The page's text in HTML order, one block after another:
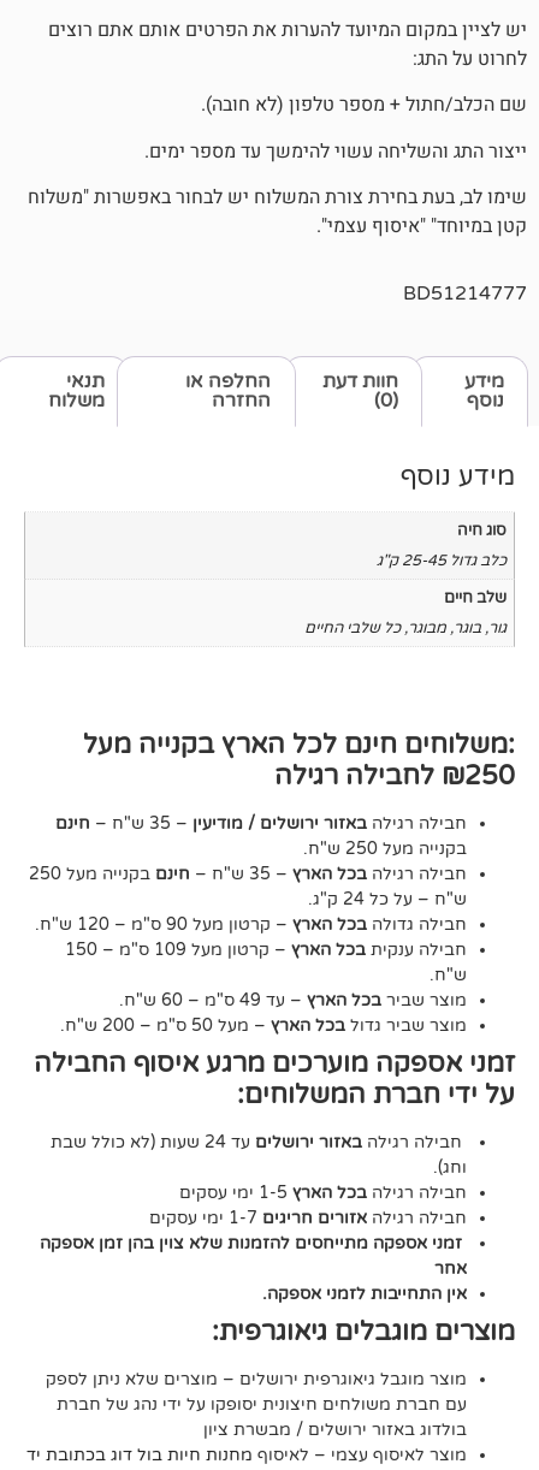
המיועד להערות את הפרטים אותם אתם רוצים
מספר טלפון (לא חובה).
עשוי להימשך עד מספר ימים.
צורת המשלוח יש לבחור באפשרות "משלוח
עצמי".
תנאי
משלוח
חוות דעת
החלפה או
החזרה
כל שלבי החיים
לכל הארץ בקנייה מעל
באזור ירושלים / מודיעין– 35 ש"ח –
חינם
בכל הארץ– 35 ש"ח – חינם
בקנייה מעל 250
בכל הארץ – קרטון מעל 90 ס"מ – 120 ש"ח.
בכל הארץ – קרטון מעל 109 ס"מ – 150
בכל הארץ– עד 49 ס"מ – 60 ש"ח.
גדול
בכל הארץ– מעל 50 ס"מ – 200 ש"ח.
מוערכים מרגע איסוף החבילה
המשלוחים:
באזור ירושלים עד 24 שעות (לא כולל שבת
בכל הארץ1-5 ימי עסקים
אזורים חריגים1-7 ימי עסקים
מתייחסים להזמנות שלא צוין בהן זמן אספקה
לזמני אספקה.
גיאוגרפית:
גיאוגרפית ירושלים – מוצרים שלא ניתן לספק
חיצונית יסופקו על ידי נהג של חברת
ירושלים / מבשרת ציון
עצמי – לאיסוףמחנות חיות בול דוג בכתובת יד